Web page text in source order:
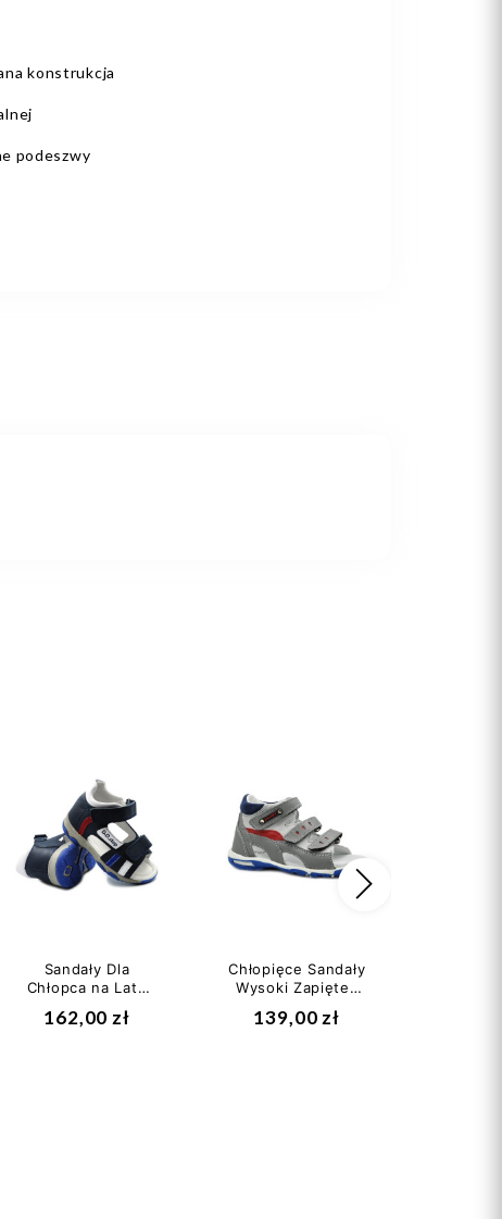
konstrukcja
podeszwy
Sandały Dla
Chłopca na Lato
226T
162,00 zł
Chłopięce Sandały
Wysoki Zapiętek
gatunek
139,00 zł